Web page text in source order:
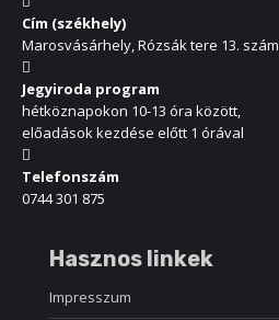
Cím (székhely)
Marosvásárhely, Rózsák tere 13. szám
Jegyiroda program
hétköznapokon 10-13 óra között,
előadások kezdése előtt 1 órával
Telefonszám
0744 301 875
Hasznos linkek
Impresszum